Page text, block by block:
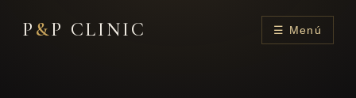
P &P CLINIC ☰ Menú